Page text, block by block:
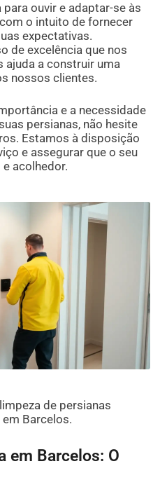
ouvir e adaptar-se às
o intuito de fornecer
expectativas.
de excelência que nos
ajuda a construir uma
nossos clientes.
e a necessidade
persianas, não hesite
Estamos à disposição
e assegurar que o seu
acolhedor.
de persianas
Barcelos.
em Barcelos: O